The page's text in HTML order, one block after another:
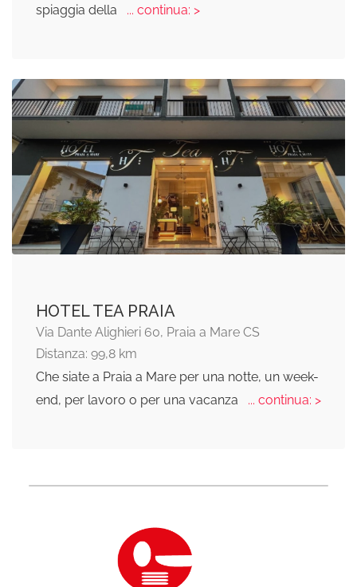
spiaggia della
... continua: >
HOTEL TEA PRAIA
Via Dante Alighieri 60, Praia a Mare CS
Distanza: 99,8 km
Che siate a Praia a Mare per una notte, un week-
end, per lavoro o per una vacanza
... continua: >